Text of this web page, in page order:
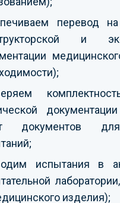
перевод
и
документов
испытания в
изделия);